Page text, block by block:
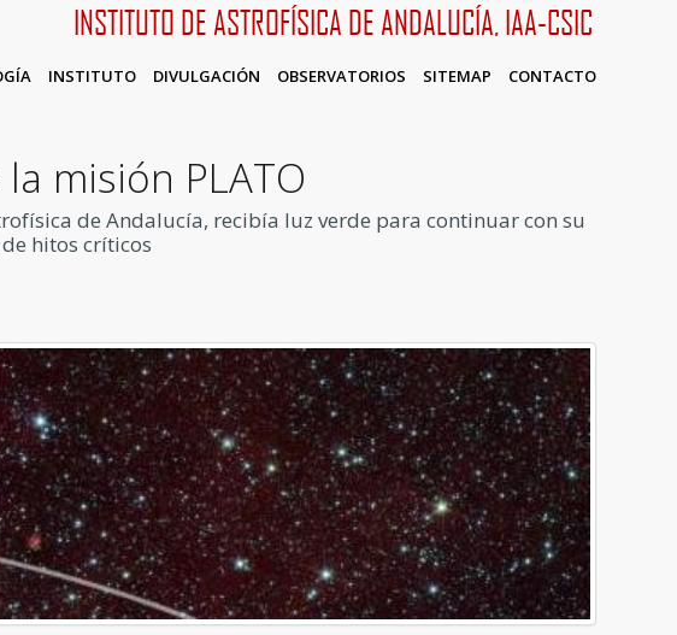
INSTITUTO DE ASTROFÍSICA DE ANDALUCÍA, IAA-CSIC
INSTITUTO DIVULGACIÓN OBSERVATORIOS SITEMAP CONTACTO
misión PLATO
de Andalucía, recibía luz verde para continuar con su
hitos críticos